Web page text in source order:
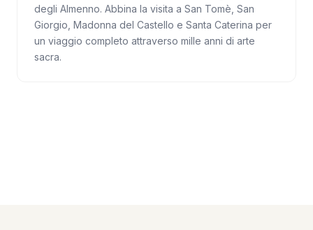
degli Almenno. Abbina la visita a San Tomè, San
Giorgio, Madonna del Castello e Santa Caterina per
un viaggio completo attraverso mille anni di arte
sacra.